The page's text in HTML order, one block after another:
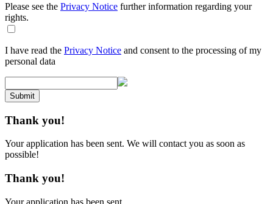
Please see the Privacy Notice further information regarding your
rights.
I have read the Privacy Notice and consent to the processing of my
personal data
Submit
Thank you!
Your application has been sent. We will contact you as soon as
possible!
Thank you!
Your application has been sent.